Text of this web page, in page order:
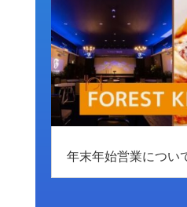
年末年始営業につい